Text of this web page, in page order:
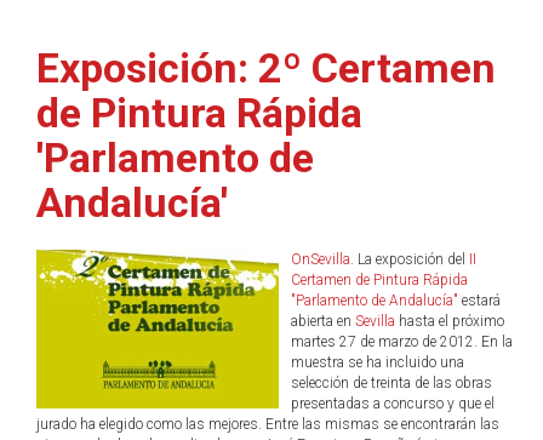
Exposición: 2º Certamen
de Pintura Rápida
'Parlamento de
Andalucía'
OnSevilla. La exposición del
Certamen de Pintura Rápida
"Parlamento de Andalucía" estará
abierta en Sevilla hasta el próximo
martes 27 de marzo de 2012. En la
muestra se ha incluido una
selección de treinta de las obras
presentadas a concurso y que el
jurado ha elegido como las mejores. Entre las mismas se encontrarán las